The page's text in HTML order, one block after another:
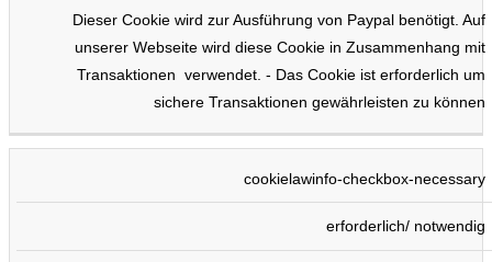
Dieser Cookie wird zur Ausführung von Paypal benötigt. Auf
unserer Webseite wird diese Cookie in Zusammenhang mit
Transaktionen verwendet. - Das Cookie ist erforderlich um
sichere Transaktionen gewährleisten zu können
cookielawinfo-checkbox-necessary
erforderlich/ notwendig